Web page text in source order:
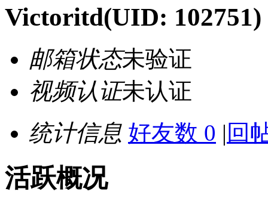
Victoritd(UID: 102751)
邮箱状态未验证
视频认证未认证
统计信息 好友数 0 | 回
活跃概况